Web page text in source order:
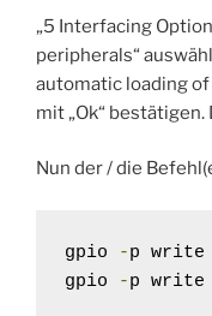
„5 Interfacing
peripherals“
automatic loading
mit „Ok“ bestätigen.
Nun der / die
gpio -p write
gpio
-p write